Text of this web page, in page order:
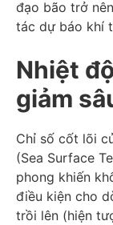
đạo bão trở
tác dự báo khí
Nhiệt
giảm
Chỉ số cốt lõi
(Sea Surface
phong khiến
điều kiện cho
trồi lên (hiện